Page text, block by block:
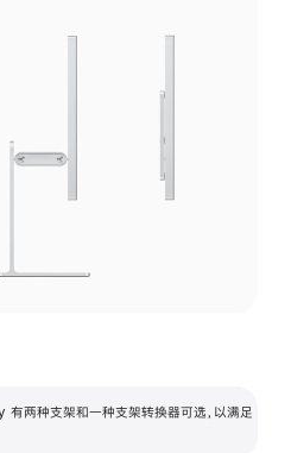
两种支架和一种支架转换器可选，以满足